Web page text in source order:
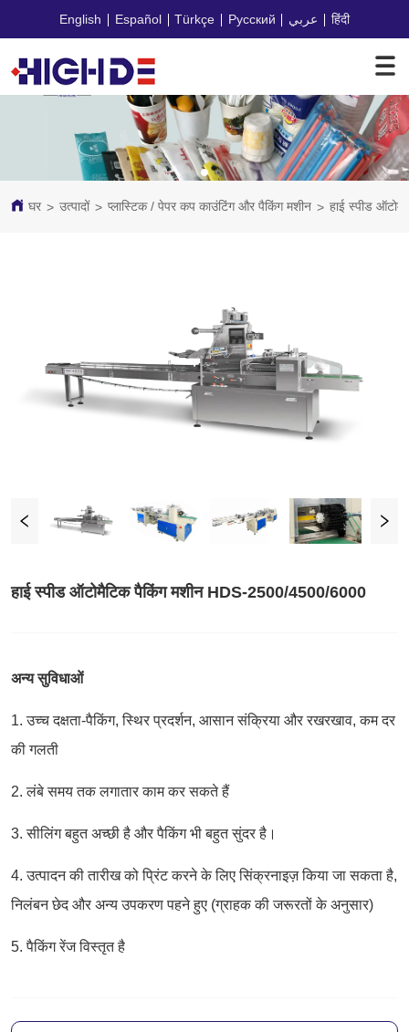
English Español Türkçe Русский عربي हिंदी
घर > उत्पादों > प्लास्टिक / पेपर कप काउंटिंग और पैकिंग मशीन > हाई स्पीड
हाई स्पीड ऑटोमैटिक पैकिंग मशीन HDS-2500/4500/6000